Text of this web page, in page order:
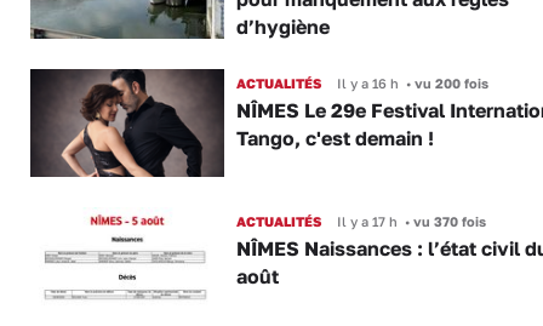
d’hygiène
ACTUALITÉS Il y a 16 h •vu 200 fois
NÎMES Le 29e Festival
Tango, c'est demain !
ACTUALITÉS Il y a 17 h •vu 370 fois
NÎMES Naissances : l’état civil
août